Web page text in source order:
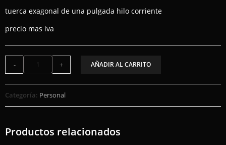
tuerca exagonal de una pulgada hilo corriente
precio mas iva
- + AÑADIR AL CARRITO
Categoría: Personal
Productos relacionados